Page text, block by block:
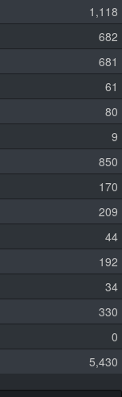
1,118
682
681
61
80
9
850
170
209
44
192
34
330
0
5,430